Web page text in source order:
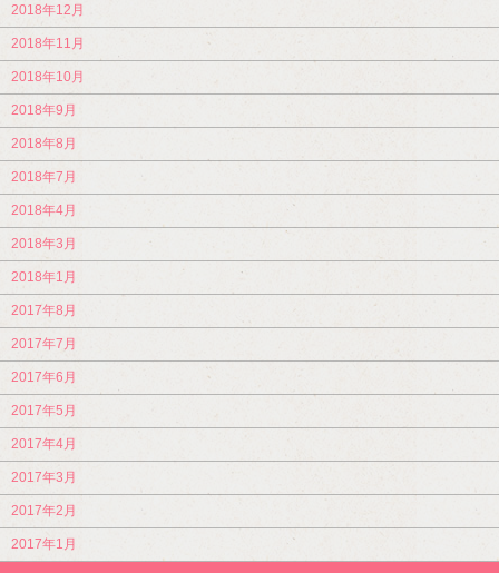
2018年12月
2018年11月
2018年10月
2018年9月
2018年8月
2018年7月
2018年4月
2018年3月
2018年1月
2017年8月
2017年7月
2017年6月
2017年5月
2017年4月
2017年3月
2017年2月
2017年1月